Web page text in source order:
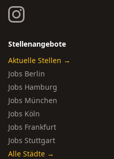
Stellenangebote
Aktuelle Stellen →
Jobs Berlin
Jobs Hamburg
Jobs München
Jobs Köln
Jobs Frankfurt
Jobs Stuttgart
Alle Städte →